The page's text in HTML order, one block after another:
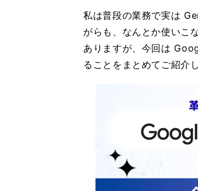
私は普段の業務で実は
がらも、なんとか使いこ
ありますが、今回は
ることをまとめてご紹介